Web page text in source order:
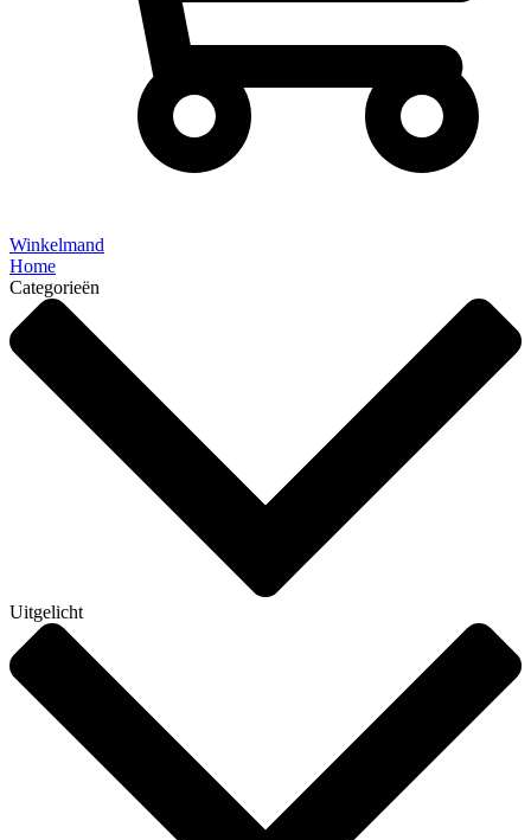
Winkelmand
Home
Categorieën
Uitgelicht